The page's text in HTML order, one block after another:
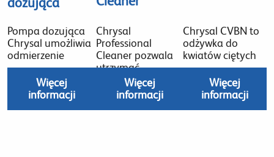
Pompa dozująca
Chrysal umożliwia
odmierzenie
Więcej
informacji
Chrysal
Professional
Cleaner pozwala
utrzymać
Więcej
informacji
Chrysal CVBN to
odżywka do
kwiatów ciętych
Więcej
informacji